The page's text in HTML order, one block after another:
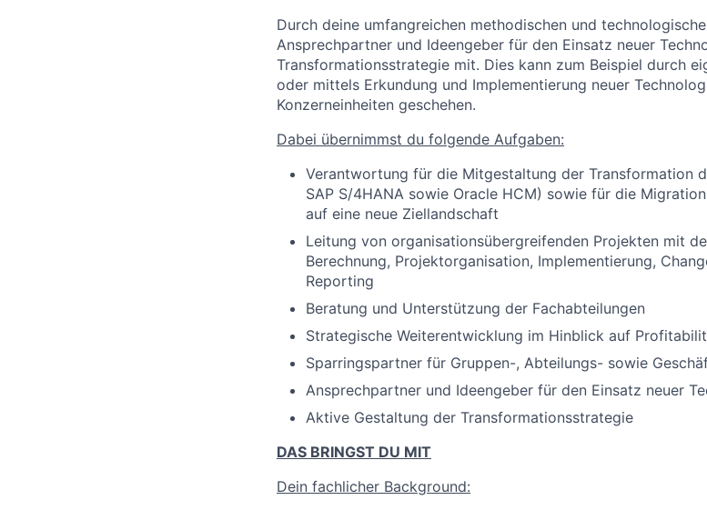
Durch deine umfangreichen methodischen und
Ansprechpartner und Ideengeber für den Einsatz neuer
Transformationsstrategie mit. Dies kann zum Beispiel durch
oder mittels Erkundung und Implementierung neuer
Konzerneinheiten geschehen.
Dabei übernimmst du folgende Aufgaben:
Verantwortung für die Mitgestaltung der Transformation
SAP S/4HANA sowie Oracle HCM) sowie für die
auf eine neue Ziellandschaft
Leitung von organisationsübergreifenden Projekten mit
Berechnung, Projektorganisation, Implementierung,
Reporting
Beratung und Unterstützung der Fachabteilungen
Strategische Weiterentwicklung im Hinblick auf
Sparringspartner für Gruppen-, Abteilungs- sowie
Ansprechpartner und Ideengeber für den Einsatz neuer
Aktive Gestaltung der Transformationsstrategie
DAS BRINGST DU MIT
Dein fachlicher Background: